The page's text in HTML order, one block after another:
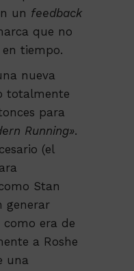
un feedback
que no
tiempo.
nueva
totalmente
para
Running».
(el
Stan
generar
como era de
a Roshe
una